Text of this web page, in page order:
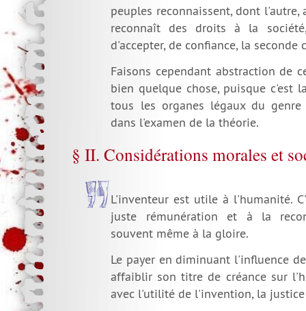
peuples reconnaissent, dont l'autre,
reconnaît des droits à la
d'accepter, de confiance, la seconde
Faisons cependant abstraction de
bien quelque chose, puisque c'est
tous les organes légaux du
dans l'examen de la théorie.
§ II. Considérations morales et
L'inventeur est utile à l'humanité.
juste rémunération et à la
souvent même à la gloire.
Le payer en diminuant l'influence
affaiblir son titre de créance sur
avec l'utilité de l'invention, la